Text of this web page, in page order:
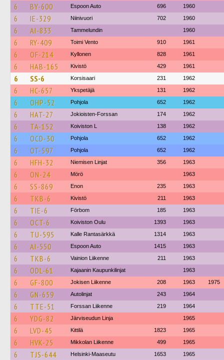
6 BY-600 Espoon Auto 696 1960
6 IE-329 Niinivuori 702 1960
6 AI-833 Tammelundin 1960
6 RY-409 Toimi Vento 910 1961
6 OF-214 Kyllonen 828 1961
6 HAB-165 Kivistö 429 1961
6 SS-6 Korsisaari 231 1962
6 HC-657 Ykspetäjä 131 1962
6 OHP-52 Pohjola 652 1962
6 HAT-27 Jokioisten-Forssan 174 1962
6 TA-152 Koiviston L 138 1962
6 OCD-30 Pohjola 652 1962
6 OT-597 Pohjola 652 1962
6 HFH-32 Niemisen Linjat 356 1963
6 ON-24 Mörö 1963
6 SS-869 Enon 235 1963
6 TKB-6 Kivistö 211 1963
6 TIE-6 Förbom 185 1963
6 OCT-6 Koiviston Oulu 1393 1963
6 TU-595 Kalle Rantasärkkä 1314 1963
6 AI-550 Espoon Auto 1415 1963
6 TKB-6 Vainion Liikenne 211 1963
6 ODL-61 Kajaanin Kaupunkilinjat 1963
6 GF-800 Jokisen Liikenne 208 1963 1975
6 GN-659 Autolinjat 243 1964
6 TTE-51 Forssan Liikenne 219 1964
6 YDG-82 Järviseudun Linja 1965
6 LVD-45 Kittilä 1823 1965
6 HVK-25 Mikkolan Liikenne 499 1965
6 TJS-644 Helsinki-Maaseutu 1653 1965